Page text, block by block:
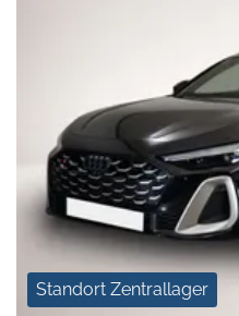
Standort Zentrallager